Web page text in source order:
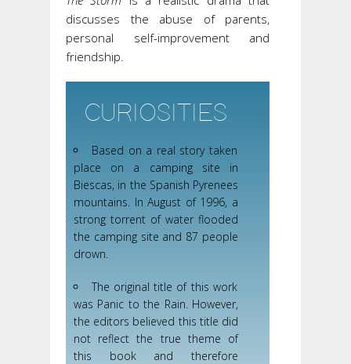
discusses the abuse of parents,
personal self-improvement and
friendship.
CURIOSITIES
Based on a real story taken
place on a camping site in
Biescas, in the Spanish Pyrenees
mountains. In August of 1996, a
strong torrent of water flooded
the camping site and 87 people
drown.
The original title of this work
was Panic to the Rain. However,
the editors believed this title did
not reflect the true theme of
this book and therefore